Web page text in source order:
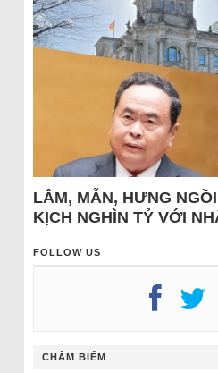
LÂM, MẪN, HƯNG
KỊCH NGHÌN TỶ VỚI
FOLLOW US
CHÂM BIẾM